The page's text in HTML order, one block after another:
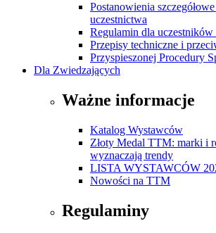
Postanowienia
uczestnictwa
Regulamin dla
Przepisy techniczne i
Przyspieszonej Procedury
Dla Zwiedzających
Ważne informacje
Katalog Wystawców
Złoty Medal TTM: marki i
wyznaczają trendy
LISTA WYSTAWCÓW
Nowości na TTM
Regulaminy